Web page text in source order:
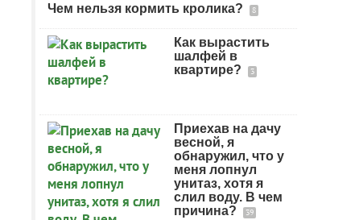
Чем нельзя кормить кролика? 8
Как вырастить
шалфей в
квартире?
3
Приехав на дачу
весной, я
обнаружил, что у
меня лопнул
унитаз, хотя я
слил воду. В чем
причина?
39